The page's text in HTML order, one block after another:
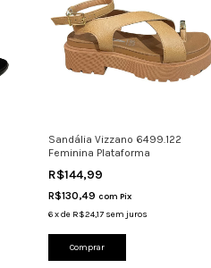
Sandália Vizzano 6499.122
Feminina Plataforma
R$144,99
R$130,49 com Pix
6xde R$24,17 sem juros
Comprar